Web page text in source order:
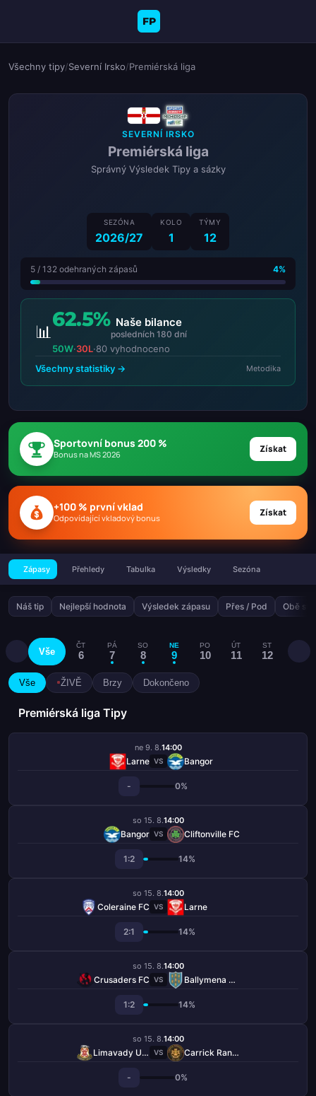
FP
Všechny tipy/Severní Irsko/Premiérská liga
SEVERNÍ IRSKO
Premiérská liga
Správný Výsledek Tipy a sázky
SEZÓNA
2026/27
KOLO
1
TÝMY
12
5 / 132 odehraných zápasů 4%
📊
62.5% Naše bilance
posledních 180 dní
50W·30L·80 vyhodnoceno
Všechny statistiky →
Metodika
Sportovní bonus 200 %
Bonus na MS 2026 Získat
+100 % první vklad
Odpovídající vkladový bonus Získat
Zápasy Přehledy Tabulka Výsledky Sezóna
Náš tip Nejlepší hodnota Výsledek zápasu Přes / Pod Obě
Vše
ČT
6
PÁ
7
SO
8
NE
9
PO
10
ÚT
11
ST
12
Vše ŽIVĚ Brzy Dokončeno
Premiérská liga Tipy
ne 9. 8.14:00
Larne VS Bangor
- 0%
so 15. 8.14:00
Bangor VS Cliftonville FC
1:2 14%
so 15. 8.14:00
Coleraine FC VS Larne
2:1 14%
so 15. 8.14:00
Crusaders FC VS Ballymena United
1:2 14%
so 15. 8.14:00
Limavady United VS Carrick Rangers
- 0%